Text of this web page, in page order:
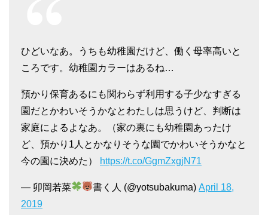
ひどいなあ。うちも幼稚園だけど、働く母率高いと
ころです。幼稚園カラーはあるね…
預かり保育あるにも関わらず利用する子少なすぎる
園だとかわいそうかなとわたしは思うけど、判断は
家庭によるよなあ。（家の裏にも幼稚園あったけ
ど、預かり1人とかなりそうな園でかわいそうかなと
今の園に決めた）
https://t.co/GgmZxgjN71
— 卯岡若菜 書く人 (@yotsubakuma)April 18,
2019